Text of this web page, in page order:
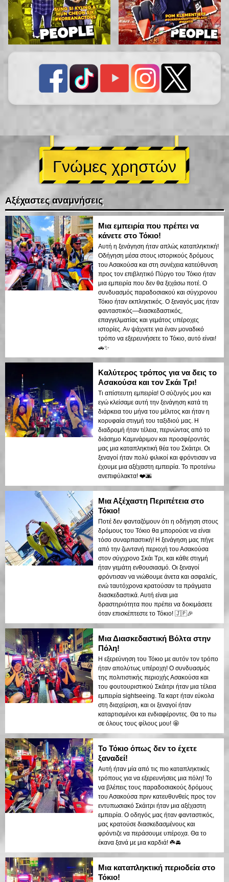
Γνώμες χρηστών
Αξέχαστες αναμνήσεις
Μια εμπειρία που πρέπει να
κάνετε στο Τόκιο!
Αυτή η ξενάγηση ήταν απλώς καταπληκτική!
Οδήγηση μέσα στους ιστορικούς δρόμους
του Ασακούσα και στη συνέχεια κατεύθυνση
προς τον επιβλητικό Πύργο του Τόκιο ήταν
μια εμπειρία που δεν θα ξεχάσω ποτέ. Ο
συνδυασμός παραδοσιακού και σύγχρονου
Τόκιο ήταν εκπληκτικός. Ο ξεναγός μας ήταν
φανταστικός—διασκεδαστικός,
επαγγελματίας και γεμάτος υπέροχες
ιστορίες. Αν ψάχνετε για έναν μοναδικό
τρόπο να εξερευνήσετε το Τόκιο, αυτό είναι!
🚗✨
Καλύτερος τρόπος για να δεις το
Ασακούσα και τον Σκάι Τρι!
Τι απίστευτη εμπειρία! Ο σύζυγός μου και
εγώ κλείσαμε αυτή την ξενάγηση κατά τη
διάρκεια του μήνα του μέλιτος και ήταν η
κορυφαία στιγμή του ταξιδιού μας. Η
διαδρομή ήταν τέλεια, περνώντας από το
διάσημο Καμινάριμον και προσφέροντάς
μας μια καταπληκτική θέα του Σκάιτρι. Οι
ξεναγοί ήταν πολύ φιλικοί και φρόντισαν να
έχουμε μια αξέχαστη εμπειρία. Το προτείνω
ανεπιφύλακτα! ❤️🌆
Μια Αξέχαστη Περιπέτεια στο
Τόκιο!
Ποτέ δεν φανταζόμουν ότι η οδήγηση στους
δρόμους του Τόκιο θα μπορούσε να είναι
τόσο συναρπαστική! Η ξενάγηση μας πήγε
από την ζωντανή περιοχή του Ασακούσα
στον σύγχρονο Σκάι Τρι, και κάθε στιγμή
ήταν γεμάτη ενθουσιασμό. Οι ξεναγοί
φρόντισαν να νιώθουμε άνετα και ασφαλείς,
ενώ ταυτόχρονα κρατούσαν τα πράγματα
διασκεδαστικά. Αυτή είναι μια
δραστηριότητα που πρέπει να δοκιμάσετε
όταν επισκέπτεστε το Τόκιο! 🇯🇵🎉
Μια Διασκεδαστική Βόλτα στην
Πόλη!
Η εξερεύνηση του Τόκιο με αυτόν τον τρόπο
ήταν απολύτως υπέροχη! Ο συνδυασμός
της πολιτιστικής περιοχής Ασακούσα και
του φουτουριστικού Σκάιτρι ήταν μια τέλεια
εμπειρία sightseeing. Τα καρτ ήταν εύκολα
στη διαχείριση, και οι ξεναγοί ήταν
καταρτισμένοι και ενδιαφέροντες. Θα το πω
σε όλους τους φίλους μου! 🤩
Το Τόκιο όπως δεν το έχετε
ξαναδεί!
Αυτή ήταν μία από τις πιο καταπληκτικές
τρόπους για να εξερευνήσεις μια πόλη! Το
να βλέπεις τους παραδοσιακούς δρόμους
του Ασακούσα πριν κατευθυνθείς προς τον
εντυπωσιακό Σκάιτρι ήταν μια αξέχαστη
εμπειρία. Ο οδηγός μας ήταν φανταστικός,
μας κρατούσε διασκεδασμένους και
φρόντιζε να περάσουμε υπέροχα. Θα το
έκανα ξανά με μια καρδιά! ☘️🚘
Μια καταπληκτική περιοδεία στο
Τόκιο!